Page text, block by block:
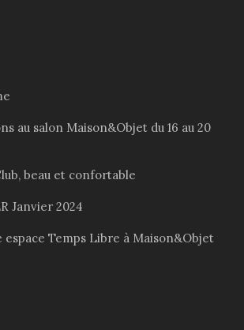
au salon Maison&Objet du 16 au 20
beau et confortable
Janvier 2024
Temps Libre à Maison&Objet